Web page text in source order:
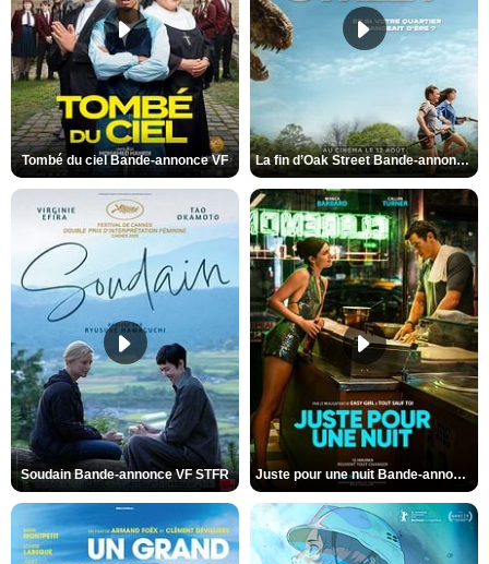
Tombé du ciel Bande-annonce VF La fin d’Oak Street Bande-annonce VO STFR
Soudain Bande-annonce VF STFR Juste pour une nuit Bande-annonce VO STFR